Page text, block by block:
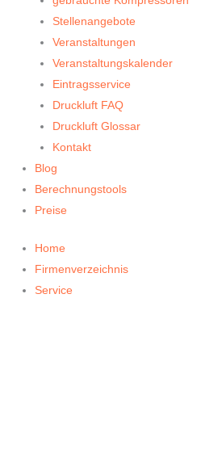
Stellenangebote
Veranstaltungen
Veranstaltungskalender
Eintragsservice
Druckluft FAQ
Druckluft Glossar
Kontakt
Blog
Berechnungstools
Preise
Home
Firmenverzeichnis
Service